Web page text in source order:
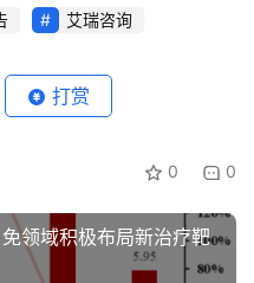
艾瑞咨询
打赏
0 0
领域积极布局新治疗靶